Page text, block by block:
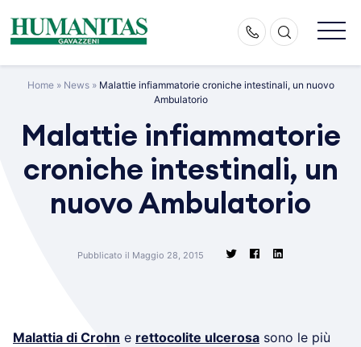
content
Home» News» Malattie infiammatorie croniche intestinali, un nuovo
Ambulatorio
Malattie infiammatorie
croniche intestinali, un
nuovo Ambulatorio
Pubblicato il Maggio 28, 2015
Malattia di Crohn e rettocolite ulcerosa sono le più